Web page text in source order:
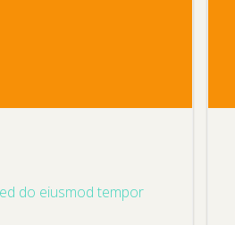
do eiusmod tempor